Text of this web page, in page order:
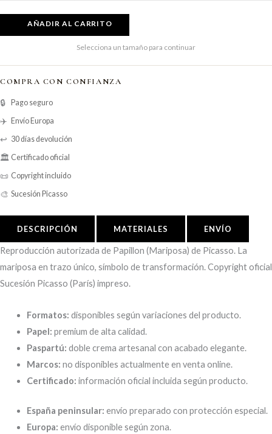
Selecciona un tamaño para continuar
COMPRA CON CONFIANZA
🔒 Pago seguro
✈️ Envío Europa
↩️ 30 días devolución
🏛️ Certificado oficial
📜 Copyright incluido
🎨 Sucesión Picasso
DESCRIPCIÓN MATERIALES ENVÍO
Reproducción autorizada de Papillon (Mariposa) de Picasso. La
mariposa en trazo único, símbolo de transformación. Copyright oficial
Sucesión Picasso (París) impreso.
Formatos: disponibles según variaciones del producto.
Papel: premium de alta calidad.
Paspartú: doble crema artesanal con acabado elegante.
Marcos: no disponibles actualmente en venta online.
Certificado: información oficial incluida según producto.
España peninsular: envío preparado con protección especial.
Europa: envío disponible según zona.